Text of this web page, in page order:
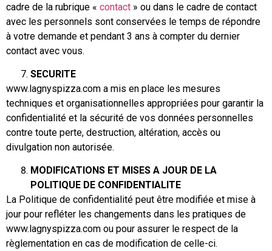
cadre de la rubrique « contact » ou dans le cadre de contact
avec les personnels sont conservées le temps de répondre
à votre demande et pendant 3 ans à compter du dernier
contact avec vous.
SECURITE
www.lagnyspizza.com a mis en place les mesures
techniques et organisationnelles appropriées pour garantir la
confidentialité et la sécurité de vos données personnelles
contre toute perte, destruction, altération, accès ou
divulgation non autorisée.
MODIFICATIONS ET MISES A JOUR DE LA
POLITIQUE DE CONFIDENTIALITE
La Politique de confidentialité peut être modifiée et mise à
jour pour refléter les changements dans les pratiques de
www.lagnyspizza.com ou pour assurer le respect de la
règlementation en cas de modification de celle-ci.